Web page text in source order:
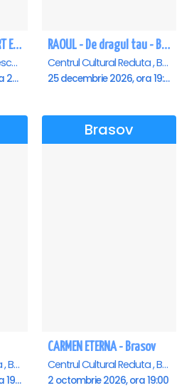
REGAL VIENEZ – CONCERT EXTRAORDINAR DE CRACIUN - Brasov
Teatrul "Sica Alexandrescu" , Brasov
24 decembrie 2026, ora 20:00
RAOUL - De dragul tau - Brasov
Centrul Cultural Reduta , Brasov
25 decembrie 2026, ora 19:00
Centrul Cultural Reduta , Brasov
1 feb. - 31 mar. 2027, ora 19:00
Brasov
CARMEN ETERNA - Brasov
Centrul Cultural Reduta , Brasov
2 octombrie 2026, ora 19:00